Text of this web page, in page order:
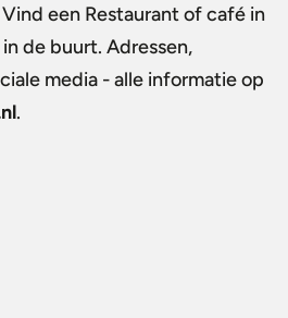
een Restaurant of café in
de buurt. Adressen,
media - alle informatie op
.